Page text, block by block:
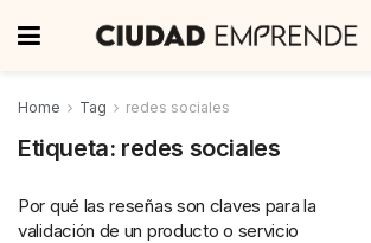
Home Tag redes sociales
Etiqueta: redes sociales
Por qué las reseñas son claves para la
validación de un producto o servicio